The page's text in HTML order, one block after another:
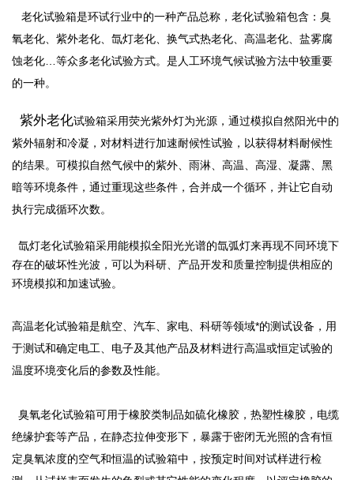
老化试验箱是环试行业中的一种产品总称，老化试验箱包含：臭
氧老化、紫外老化、氙灯老化、换气式热老化、高温老化、盐雾腐
蚀老化…等众多老化试验方式。是人工环境气候试验方法中较重要
的一种。
紫外老化试验箱采用荧光紫外灯为光源，通过模拟自然阳光中的
紫外辐射和冷凝，对材料进行加速耐候性试验，以获得材料耐候性
的结果。可模拟自然气候中的紫外、雨淋、高温、高湿、凝露、黑
暗等环境条件，通过重现这些条件，合并成一个循环，并让它自动
执行完成循环次数。
氙灯老化试验箱采用能模拟全阳光光谱的氙弧灯来再现不同环境下
存在的破坏性光波，可以为科研、产品开发和质量控制提供相应的
环境模拟和加速试验。
高温老化试验箱是航空、汽车、家电、科研等领域*的测试设备，用
于测试和确定电工、电子及其他产品及材料进行高温或恒定试验的
温度环境变化后的参数及性能。
臭氧老化试验箱可用于橡胶类制品如硫化橡胶，热塑性橡胶，电缆
绝缘护套等产品，在静态拉伸变形下，暴露于密闭无光照的含有恒
定臭氧浓度的空气和恒温的试验箱中，按预定时间对试样进行检